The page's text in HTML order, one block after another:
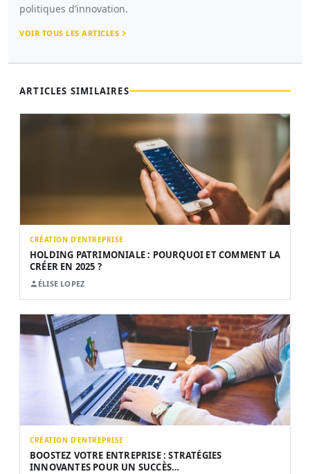
politiques d’innovation.
VOIR TOUS LES ARTICLES
ARTICLES SIMILAIRES
CRÉATION D’ENTREPRISE
HOLDING PATRIMONIALE : POURQUOI ET COMMENT LA
CRÉER EN 2025 ?
ÉLISE LOPEZ
CRÉATION D’ENTREPRISE
BOOSTEZ VOTRE ENTREPRISE : STRATÉGIES
INNOVANTES POUR UN SUCCÈS…